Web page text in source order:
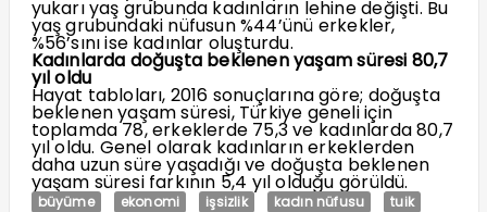
yukarı yaş grubunda kadınların lehine değişti. Bu
yaş grubundaki nüfusun %44’ünü erkekler,
%56’sını ise kadınlar oluşturdu.
Kadınlarda doğuşta beklenen yaşam süresi 80,7
yıl oldu
Hayat tabloları, 2016 sonuçlarına göre; doğuşta
beklenen yaşam süresi, Türkiye geneli için
toplamda 78, erkeklerde 75,3 ve kadınlarda 80,7
yıl oldu. Genel olarak kadınların erkeklerden
daha uzun süre yaşadığı ve doğuşta beklenen
yaşam süresi farkının 5,4 yıl olduğu görüldü.
büyüme ekonomi işsizlik kadın nüfusu tuik